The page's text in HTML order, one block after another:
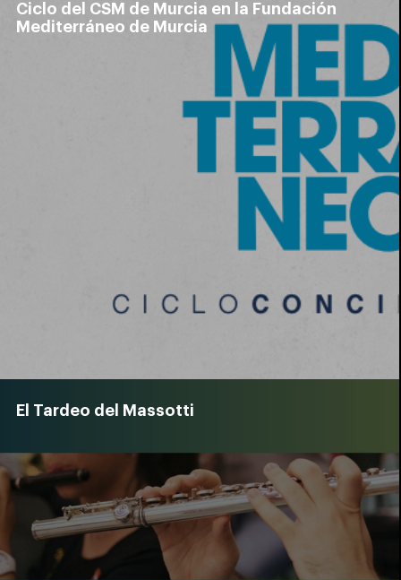
Ciclo del CSM de Murcia en la Fundación
Mediterráneo de Murcia
El Tardeo del Massotti